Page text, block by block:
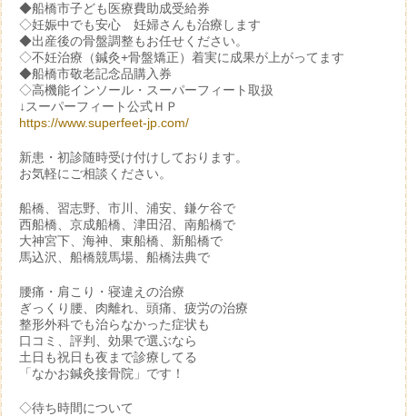
◆船橋市子ども医療費助成受給券
◇妊娠中でも安心 妊婦さんも治療します
◆出産後の骨盤調整もお任せください。
◇不妊治療（鍼灸+骨盤矯正）着実に成果が上がってます
◆船橋市敬老記念品購入券
◇高機能インソール・スーパーフィート取扱
↓スーパーフィート公式ＨＰ
https://www.superfeet-jp.com/
新患・初診随時受け付けしております。
お気軽にご相談ください。
船橋、習志野、市川、浦安、鎌ケ谷で
西船橋、京成船橋、津田沼、南船橋で
大神宮下、海神、東船橋、新船橋で
馬込沢、船橋競馬場、船橋法典で
腰痛・肩こり・寝違えの治療
ぎっくり腰、肉離れ、頭痛、疲労の治療
整形外科でも治らなかった症状も
口コミ、評判、効果で選ぶなら
土日も祝日も夜まで診療してる
「なかお鍼灸接骨院」です！
◇待ち時間について